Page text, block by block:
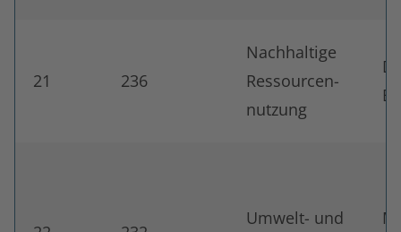
21 236
Nachhaltige
Ressourcen-
nutzung
Umwelt- und